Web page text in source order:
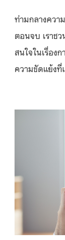
ท่ามกลางควา
ตอนจบ เราช
สนใจในเรื่อง
ความขัดแย้ง